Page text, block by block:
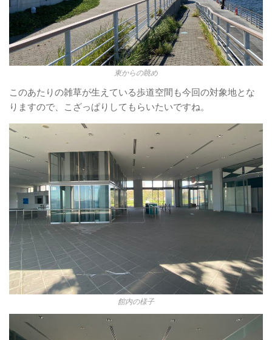
東からの眺め
このあたりの雑草が生えている歩道空間も今回の対象地とな
りますので、こざっぱりしてもらいたいですね。
館内の様子